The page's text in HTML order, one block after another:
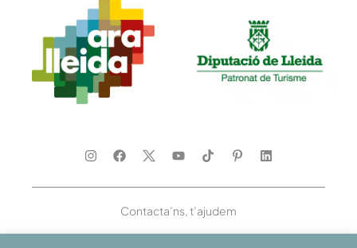
Contacta’ns, t’ajudem